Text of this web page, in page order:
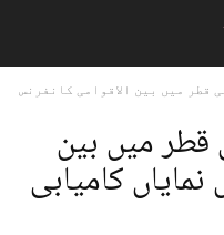
قطر میں بین الاقوامی کانفرنس
میں بین
کامیابی